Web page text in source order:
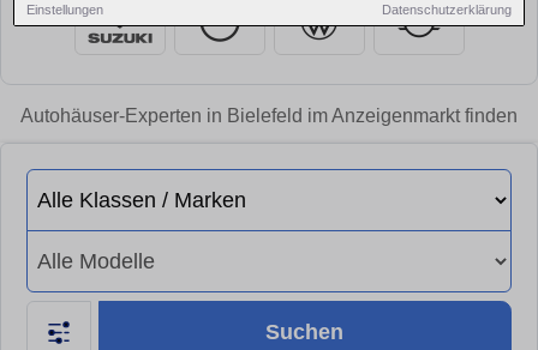
Einstellungen Datenschutzerklärung
Autohäuser-Experten in Bielefeld im Anzeigenmarkt finden
Suchen